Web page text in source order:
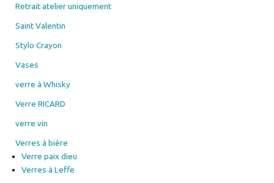
Retrait atelier uniquement
Saint Valentin
Stylo Crayon
Vases
verre à Whisky
Verre RICARD
verre vin
Verres à bière
Verre paix dieu
Verres à Leffe